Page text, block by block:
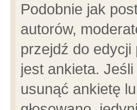
Podobnie jak
autorów,
przejdź do
jest ankieta.
usunąć ankietę